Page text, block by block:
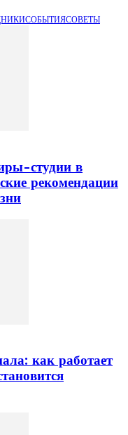
СОБЫТИЯСОВЕТЫ
студии в
рекомендации
как работает